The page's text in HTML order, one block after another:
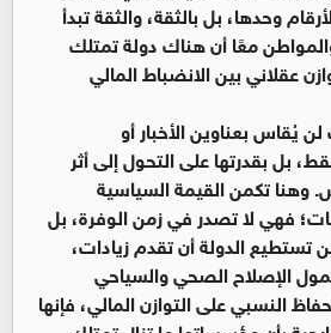
وحدها، بل بالثقة، والثقة تبدأ
معًا أن هناك دولة تمتلك
عقلاني بين الانضباط المالي
يُقاس بعناوين الأخبار أو
بل بقدرتها على التحول إلى أثر
تكمن القيمة السياسية
فهي لا تصدر في زمن الوفرة، بل
الدولة أن تقدم زيادات،
الإصلاح الصحي والسياحي
النسبي على التوازن المالي، فإنها